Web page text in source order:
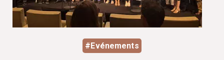
#Evénements